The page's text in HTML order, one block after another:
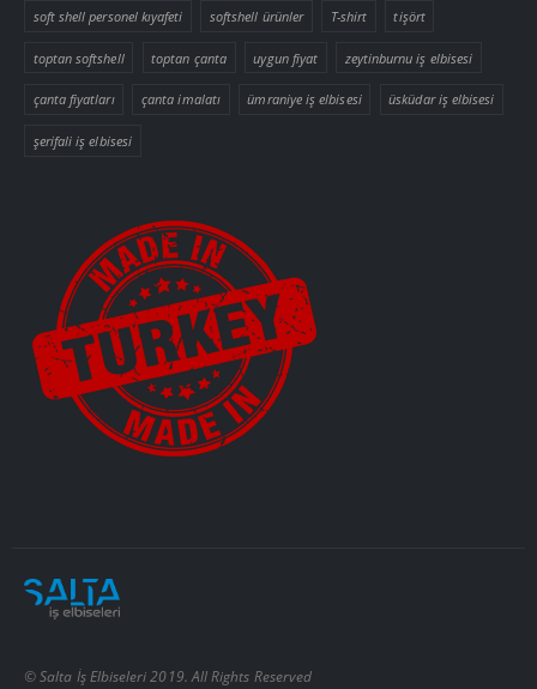
soft shell personel kıyafeti softshell ürünler T-shirt tişört
toptan softshell toptan çanta uygun fiyat zeytinburnu iş elbisesi
çanta fiyatları çanta imalatı ümraniye iş elbisesi üsküdar iş elbisesi
şerifali iş elbisesi
© Salta İş Elbiseleri 2019. All Rights Reserved